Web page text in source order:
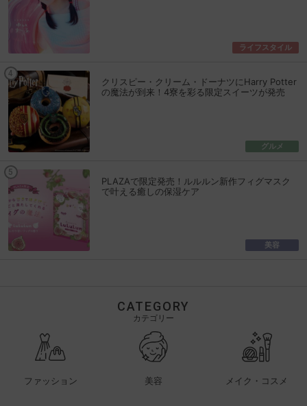
ライフスタイル
クリスピー・クリーム・ドーナツにHarry Potter
の魔法が到来！4寮を彩る限定スイーツが発売
グルメ
PLAZAで限定発売！ルルルン新作フィグマスク
で叶える癒しの保湿ケア
美容
CATEGORY
カテゴリー
ファッション 美容 メイク・コスメ